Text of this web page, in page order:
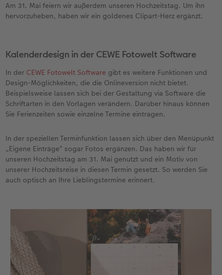
Am 31. Mai feiern wir außerdem unseren Hochzeitstag. Um ihn
hervorzuheben, haben wir ein goldenes Clipart-Herz ergänzt.
Kalenderdesign in der CEWE Fotowelt Software
In der CEWE Fotowelt Software gibt es weitere Funktionen und
Design-Möglichkeiten, die die Onlineversion nicht bietet.
Beispielsweise lassen sich bei der Gestaltung via Software die
Schriftarten in den Vorlagen verändern. Darüber hinaus können
Sie Ferienzeiten sowie einzelne Termine eintragen.
In der speziellen Terminfunktion lassen sich über den Menüpunkt
„Eigene Einträge“ sogar Fotos ergänzen. Das haben wir für
unseren Hochzeitstag am 31. Mai genutzt und ein Motiv von
unserer Hochzeitsreise in diesen Termin gesetzt. So werden Sie
auch optisch an Ihre Lieblingstermine erinnert.